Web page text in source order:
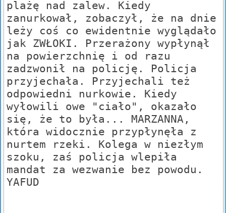
plażę nad zalew. Kiedy
zanurkował, zobaczył, że na dnie
leży coś co ewidentnie wyglądało
jak ZWŁOKI. Przerażony wypłynął
na powierzchnię i od razu
zadzwonił na policję. Policja
przyjechała. Przyjechali też
odpowiedni nurkowie. Kiedy
wyłowili owe "ciało", okazało
się, że to była... MARZANNA,
która widocznie przypłynęła z
nurtem rzeki. Kolega w niezłym
szoku, zaś policja wlepiła
mandat za wezwanie bez powodu.
YAFUD